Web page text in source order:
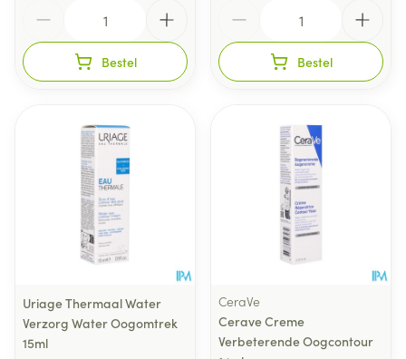
Bestel Bestel
Uriage Thermaal Water
Verzorg Water Oogomtrek
15ml
CeraVe
Cerave Creme
Verbeterende Oogcontour